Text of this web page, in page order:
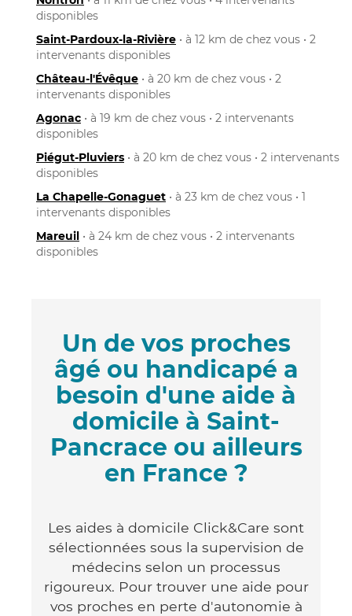
disponibles
Saint-Pardoux-la-Rivière • à 12 km de chez vous • 2
intervenants disponibles
Château-l'Évêque • à 20 km de chez vous • 2
intervenants disponibles
Agonac • à 19 km de chez vous • 2 intervenants
disponibles
Piégut-Pluviers • à 20 km de chez vous • 2 intervenants
disponibles
La Chapelle-Gonaguet • à 23 km de chez vous • 1
intervenants disponibles
Mareuil • à 24 km de chez vous • 2 intervenants
disponibles
Un de vos proches
âgé ou handicapé a
besoin d'une aide à
domicile à Saint-
Pancrace ou ailleurs
en France ?
Les aides à domicile Click&Care sont
sélectionnées sous la supervision de
médecins selon un processus
rigoureux. Pour trouver une aide pour
vos proches en perte d'autonomie à